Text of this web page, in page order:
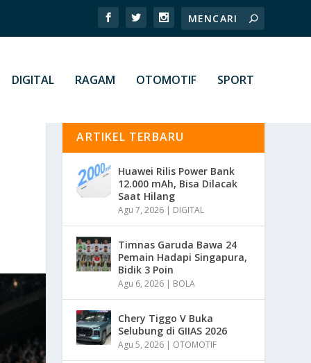
DIGITAL RAGAM OTOMOTIF SPORT
ARTIKEL TERBARU
Huawei Rilis Power Bank
12.000 mAh, Bisa Dilacak
Saat Hilang
Agu 7, 2026 | DIGITAL
Timnas Garuda Bawa 24
Pemain Hadapi Singapura,
Bidik 3 Poin
Agu 6, 2026 | BOLA
Chery Tiggo V Buka
Selubung di GIIAS 2026
Agu 5, 2026 | OTOMOTIF